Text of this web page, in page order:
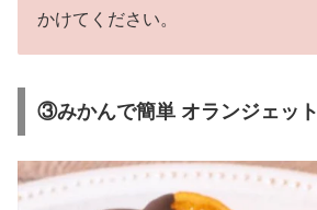
かけてください。
③みかんで簡単 オランジェット